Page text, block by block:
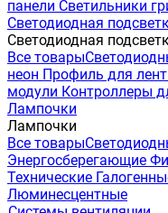
панели Светильники
Светодиодная
Светодиодная
Все товары
неон Профиль для
модули Контроллеры
Лампочки
Лампочки
Все товары
Энергосберегающие
Технические
Люминесцентные